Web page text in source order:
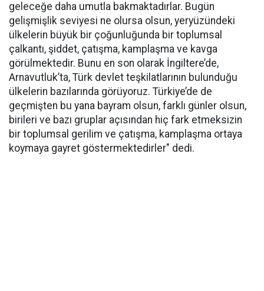
geleceğe daha umutla bakmaktadırlar. Bugün
gelişmişlik seviyesi ne olursa olsun, yeryüzündeki
ülkelerin büyük bir çoğunluğunda bir toplumsal
çalkantı, şiddet, çatışma, kamplaşma ve kavga
görülmektedir. Bunu en son olarak İngiltere’de,
Arnavutluk’ta, Türk devlet teşkilatlarının bulunduğu
ülkelerin bazılarında görüyoruz. Türkiye’de de
geçmişten bu yana bayram olsun, farklı günler olsun,
birileri ve bazı gruplar açısından hiç fark etmeksizin
bir toplumsal gerilim ve çatışma, kamplaşma ortaya
koymaya gayret göstermektedirler" dedi.